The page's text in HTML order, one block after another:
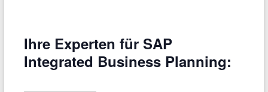
Ihre Experten für SAP
Integrated Business Planning: